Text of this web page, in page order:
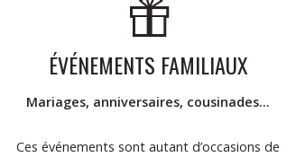
ÉVÉNEMENTS FAMILIAUX
Mariages, anniversaires, cousinades…
Ces événements sont autant d’occasions de